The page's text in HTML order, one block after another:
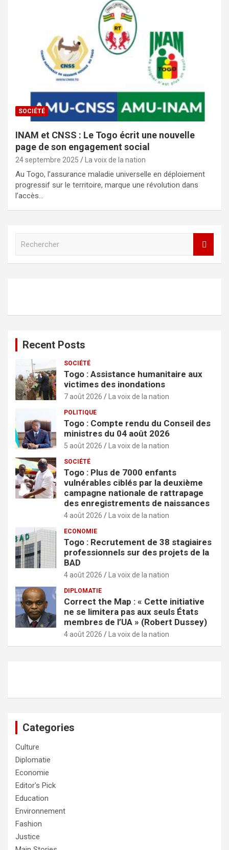
SOCIÉTÉ
INAM et CNSS : Le Togo écrit une nouvelle
page de son engagement social
24 septembre 2025 La voix de la nation
Au Togo, l’assurance maladie universelle en déploiement
progressif sur le territoire, marque une révolution dans
l’accès…
h
Recent Posts
SOCIÉTÉ
Togo : Assistance humanitaire aux
victimes des inondations
7 août 2026 La voix de la nation
POLITIQUE
Togo : Compte rendu du Conseil des
ministres du 04 août 2026
5 août 2026 La voix de la nation
SOCIÉTÉ
Togo : Plus de 7000 enfants
vulnérables ciblés par la deuxième
campagne nationale de rattrapage
des enregistrements de naissances
4 août 2026 La voix de la nation
ECONOMIE
Togo : Recrutement de 38 stagiaires
professionnels sur des projets de la
BAD
4 août 2026 La voix de la nation
DIPLOMATIE
Correct the Map : « Cette initiative
ne se limitera pas aux seuls États
membres de l’UA » (Robert Dussey)
4 août 2026 La voix de la nation
Categories
Culture
Diplomatie
Economie
Editor's Pick
Education
Environnement
Fashion
Justice